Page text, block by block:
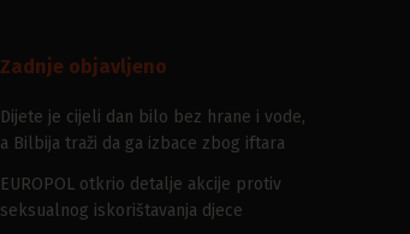
Zadnje objavljeno
Dijete je cijeli dan bilo bez hrane i vode,
a Bilbija traži da ga izbace zbog iftara
EUROPOL otkrio detalje akcije protiv
seksualnog iskorištavanja djece